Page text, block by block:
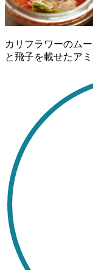
カリフラワーのム
と飛子を載せたア